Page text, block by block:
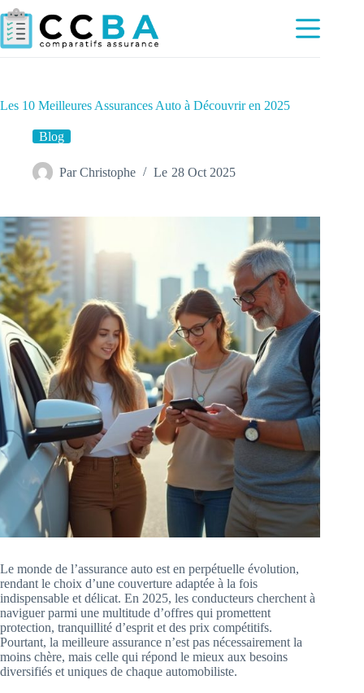
Passer
au
contenu
Les 10 Meilleures Assurances Auto à Découvrir en 2025
Blog
Par Christophe Le 28 Oct 2025
Le monde de l’assurance auto est en perpétuelle évolution,
rendant le choix d’une couverture adaptée à la fois
indispensable et délicat. En 2025, les conducteurs cherchent à
naviguer parmi une multitude d’offres qui promettent
protection, tranquillité d’esprit et des prix compétitifs.
Pourtant, la meilleure assurance n’est pas nécessairement la
moins chère, mais celle qui répond le mieux aux besoins
diversifiés et uniques de chaque automobiliste.